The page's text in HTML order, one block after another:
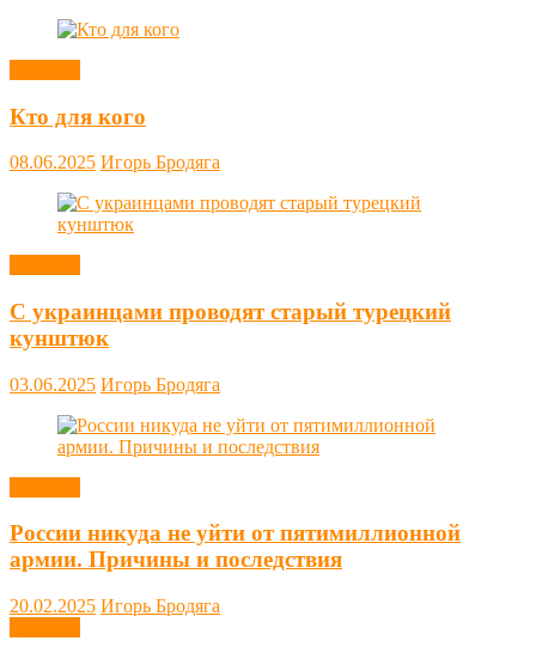
Кто для кого
08.06.2025 Игорь Бродяга
С украинцами проводят старый турецкий
кунштюк
03.06.2025 Игорь Бродяга
России никуда не уйти от пятимиллионной
армии. Причины и последствия
20.02.2025 Игорь Бродяга